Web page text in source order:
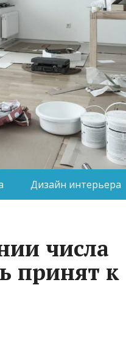
Дизайн интерьера
числа
принят к